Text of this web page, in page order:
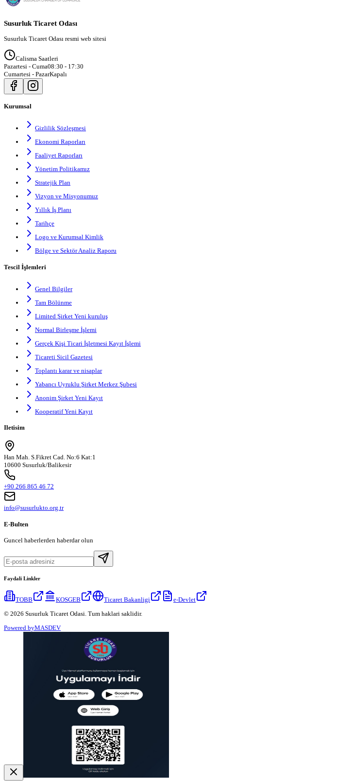
Susurluk Ticaret Odası
Susurluk Ticaret Odası resmi web sitesi
Calisma Saatleri
Pazartesi - Cuma08:30 - 17:30
Cumartesi - PazarKapalı
Kurumsal
Gizlilik Sözleşmesi
Ekonomi Raporları
Faaliyet Raporları
Yönetim Politikamız
Stratejik Plan
Vizyon ve Misyonumuz
Yıllık İş Planı
Tarihçe
Logo ve Kurumsal Kimlik
Bölge ve Sektör Analiz Raporu
Tescil İşlemleri
Genel Bilgiler
Tam Bölünme
Limited Şirket Yeni kuruluş
Normal Birleşme İşlemi
Gerçek Kişi Ticari İşletmesi Kayıt İşlemi
Ticareti Sicil Gazetesi
Toplantı karar ve nisaplar
Yabancı Uyruklu Şirket Merkez Şubesi
Anonim Şirket Yeni Kayıt
Kooperatif Yeni Kayıt
Iletisim
Han Mah. S.Fikret Cad. No:6 Kat:1
10600 Susurluk/Balikesir
+90 266 865 46 72
info@susurlukto.org.tr
E-Bulten
Guncel haberlerden haberdar olun
Faydali Linkler
TOBB KOSGEB Ticaret Bakanligi
e-Devlet
© 2026 Susurluk Ticaret Odasi. Tum haklari saklidir.
Powered byMASDEV